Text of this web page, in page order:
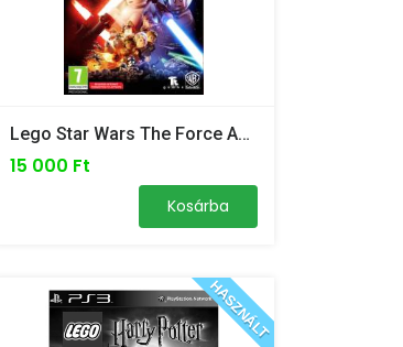
Lego Star Wars The Force Awakens - PC
15 000 Ft
Kosárba
HASZNÁLT